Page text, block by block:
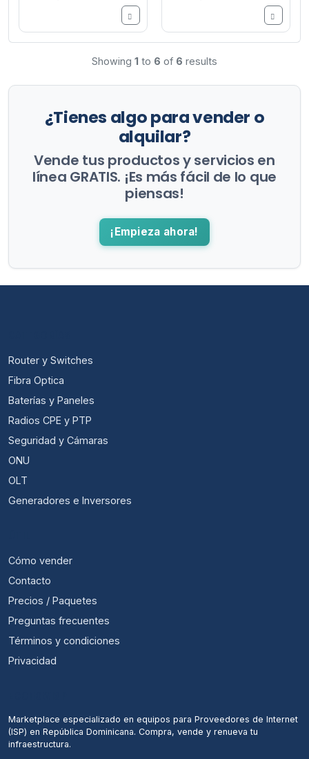
Showing 1 to 6 of 6 results
¿Tienes algo para vender o
alquilar?
Vende tus productos y servicios en
línea GRATIS. ¡Es más fácil de lo que
piensas!
¡Empieza ahora!
Router y Switches
Fibra Optica
Baterías y Paneles
Radios CPE y PTP
Seguridad y Cámaras
ONU
OLT
Generadores e Inversores
Cómo vender
Contacto
Precios / Paquetes
Preguntas frecuentes
Términos y condiciones
Privacidad
Marketplace especializado en equipos para Proveedores de Internet
(ISP) en República Dominicana. Compra, vende y renueva tu
infraestructura.